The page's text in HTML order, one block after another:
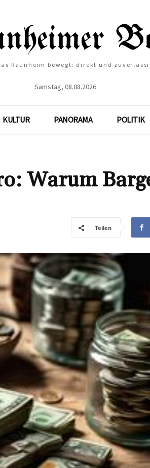
Raunheim bewegt: direkt und
Samstag, 08.08.2026
KULTUR PANORAMA POLITIK
Warum
Teilen